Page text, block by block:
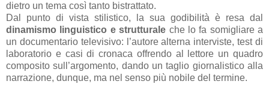
dietro un tema così tanto bistrattato.
Dal punto di vista stilistico, la sua godibilità è resa dal
dinamismo linguistico e strutturale che lo fa somigliare a
un documentario televisivo: l’autore alterna interviste, test di
laboratorio e casi di cronaca offrendo al lettore un quadro
composito sull’argomento, dando un taglio giornalistico alla
narrazione, dunque, ma nel senso più nobile del termine.